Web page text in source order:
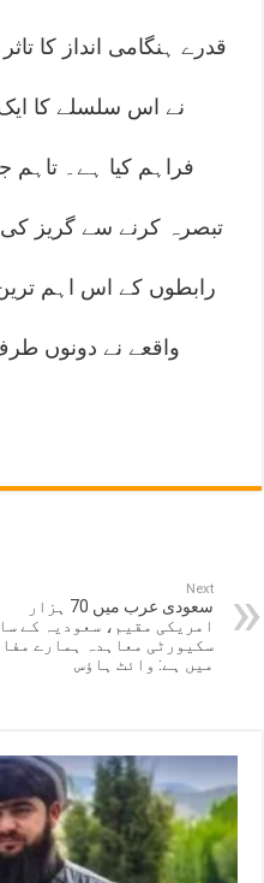
قدرے ہنگامی انداز کا
نے اس سلسلے کا
فراہم کیا ہے۔ تاہم
تبصرہ کرنے سے گریز
رابطوں کے اس اہم
واقعے نے دونوں
Next
سعودی عرب میں 70 ہزار
امریکی مقیم، سعودیہ کے
سکیورٹی معاہدہ ہمارے
میں ہے: وائٹ ہاؤس